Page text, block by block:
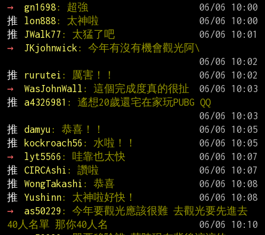
→
gn1698 : 超強
推
lon888 : 太神啦
推
JWalk77 : 太猛了吧
→
JKjohnwick : 今年有沒有機會觀光阿\
推
rurutei : 厲害！！
→
WasJohnWall : 這個完成度真的很扯
推
a4326981 : 遙想20歲還宅在家玩PUBG QQ
推
damyu : 恭喜！！
推
kockroach56 : 水啦！！
→
lyt5566 : 哇靠也太快
推
CIRCAshi : 讚啦
推
WongTakashi : 恭喜
推
Yushinn: 太神啦好快！
→
as50229 : 今年要觀光應該很難 去觀光要先進去
40人名單 那你40人名